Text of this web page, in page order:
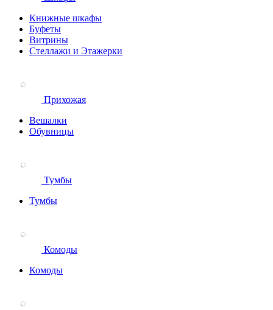
Книжные шкафы
Буфеты
Витрины
Стеллажи и Этажерки
Прихожая
Вешалки
Обувницы
Тумбы
Тумбы
Комоды
Комоды